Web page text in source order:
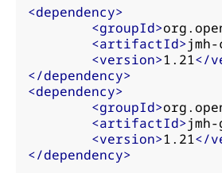
<dependency>
<groupId>
<artifactId>
<version>1.21</
</dependency>
<dependency>
<groupId>
<artifactId>
<version>1.21</
</dependency>